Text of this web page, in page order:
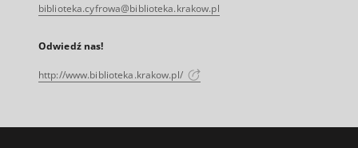
biblioteka.cyfrowa@biblioteka.krakow.pl
Odwiedź nas!
http://www.biblioteka.krakow.pl/